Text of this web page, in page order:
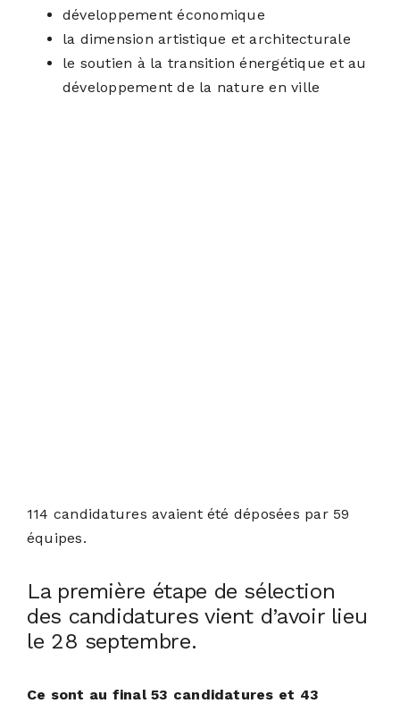
développement économique
la dimension artistique et architecturale
le soutien à la transition énergétique et au
développement de la nature en ville
114 candidatures avaient été déposées par 59
équipes.
La première étape de sélection 
des candidatures vient d’avoir lieu
le 28 septembre.
Ce sont au final 53 candidatures et 43